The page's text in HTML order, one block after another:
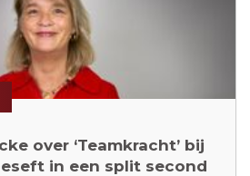
over ‘Teamkracht’ bij
in een split second